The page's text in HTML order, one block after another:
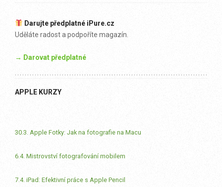
Darujte předplatné iPure.cz
Uděláte radost a podpoříte magazín.
→ Darovat předplatné
APPLE KURZY
30.3. Apple Fotky: Jak na fotografie na Macu
6.4. Mistrovství fotografování mobilem
7.4. iPad: Efektivní práce s Apple Pencil